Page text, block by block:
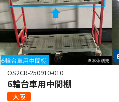
OS2CR-250910-010
6輪台車用中間棚
大阪